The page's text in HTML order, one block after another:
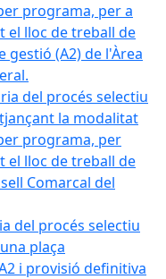
programa, per a
lloc de treball de
(A2) de l'Àrea
del procés selectiu
la modalitat
programa, per
lloc de treball de
Comarcal del
del procés selectiu
plaça
i provisió definitiva